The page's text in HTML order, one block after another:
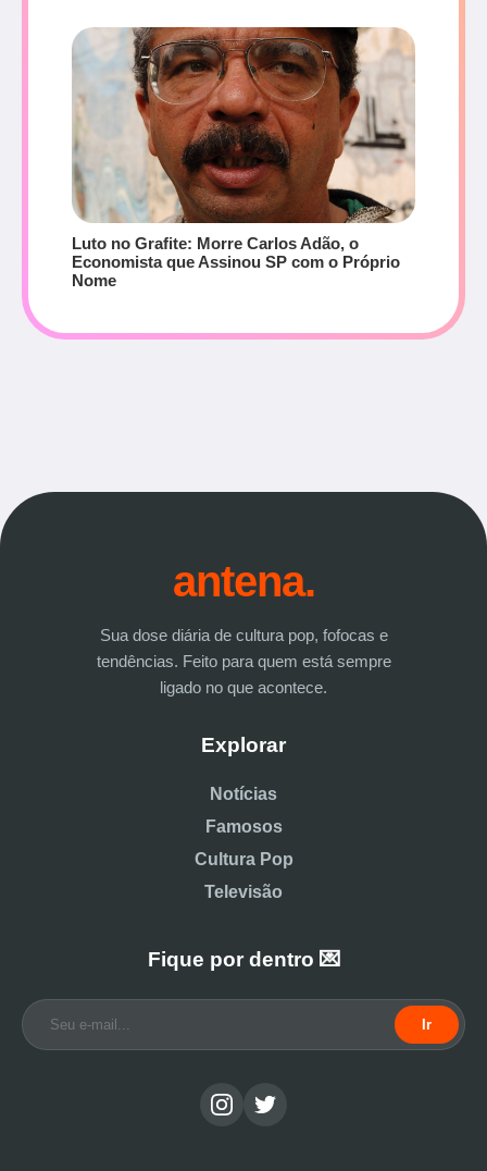
Luto no Grafite: Morre Carlos Adão, o
Economista que Assinou SP com o Próprio
Nome
antena.
Sua dose diária de cultura pop, fofocas e
tendências. Feito para quem está sempre
ligado no que acontece.
Explorar
Notícias
Famosos
Cultura Pop
Televisão
Fique por dentro 💌
Ir